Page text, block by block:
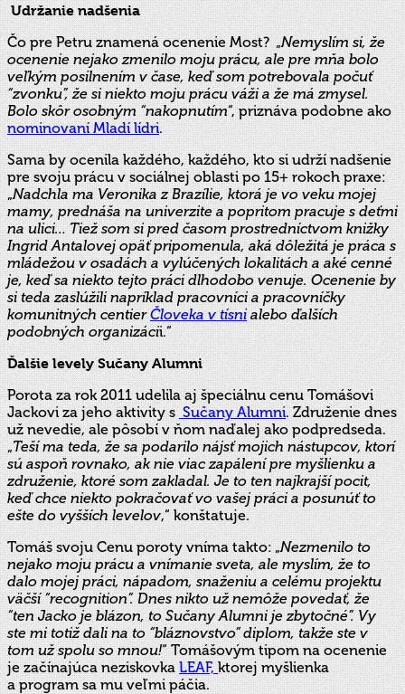
Udržanie nadšenia
Čo pre Petru znamená ocenenie Most? „Nemyslím si, že
ocenenie nejako zmenilo moju prácu, ale pre mňa bolo
veľkým posilnením v čase, keď som potrebovala počuť
“zvonku”, že si niekto moju prácu váži a že má zmysel.
Bolo skôr osobným “nakopnutím“, priznáva podobne ako
nominovaní Mladí lídri.
Sama by ocenila každého, každého, kto si udrží nadšenie
pre svoju prácu v sociálnej oblasti po 15+ rokoch praxe:
„Nadchla ma Veronika z Brazílie, ktorá je vo veku mojej
mamy, prednáša na univerzite a popritom pracuje s deťmi
na ulici… Tiež som si pred časom prostredníctvom knižky
Ingrid Antalovej opäť pripomenula, aká dôležitá je práca s
mládežou v osadách a vylúčených lokalitách a aké cenné
je, keď sa niekto tejto práci dlhodobo venuje. Ocenenie by
si teda zaslúžili napríklad pracovníci a pracovníčky
komunitných centierČloveka v tísnialebo ďalších
podobných organizácii.“
Ďalšie levely Sučany Alumni
Porota za rok 2011 udelila aj špeciálnu cenu Tomášovi
Jackovi za jeho aktivity sSučanyAlumni. Združenie dnes
už nevedie, ale pôsobí v ňom naďalej ako podpredseda.
„Teší ma teda, že sa podarilo nájsť mojich nástupcov, ktorí
sú aspoň rovnako, ak nie viac zapálení pre myšlienku a
združenie, ktoré som zakladal. Je to ten najkrajší pocit,
keď chce niekto pokračovať vo vašej práci a posunúť to
ešte do vyšších levelov,“ konštatuje.
Tomáš svoju Cenu poroty vníma takto: „Nezmenilo to
nejako moju prácu a vnímanie sveta, ale myslím, že to
dalo mojej práci, nápadom, snaženiu a celému projektu
väčší “recognition”. Dnes nikto už nemôže povedať, že
“ten Jacko je blázon, to Sučany Alumni je zbytočné”. Vy
ste mi totiž dali na to “bláznovstvo” diplom, takže ste v
tom už spolu so mnou!“ Tomášovým tipom na ocenenie
je začínajúca neziskovkaLEAF,ktorej myšlienka
a program sa mu veľmi páčia.